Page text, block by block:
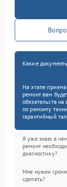
Какие
На этапе
ремонт вам
обязательств
по ремонту
гарантийный
Я уже знаю в
ремонт
диагностику?
Мне нужен
сделать?